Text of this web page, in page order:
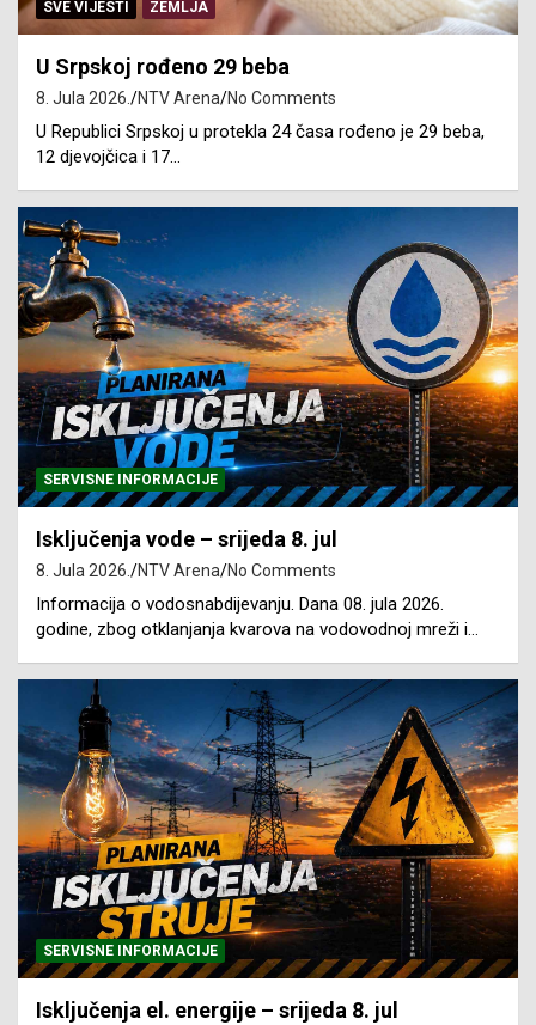
SVE VIJESTI ZEMLJA
U Srpskoj rođeno 29 beba
8. Jula 2026. NTV Arena No Comments
U Republici Srpskoj u protekla 24 časa rođeno je 29 beba,
12 djevojčica i 17…
SERVISNE INFORMACIJE
Isključenja vode – srijeda 8. jul
8. Jula 2026. NTV Arena No Comments
Informacija o vodosnabdijevanju. Dana 08. jula 2026.
godine, zbog otklanjanja kvarova na vodovodnoj mreži i…
SERVISNE INFORMACIJE
Isključenja el. energije – srijeda 8. jul